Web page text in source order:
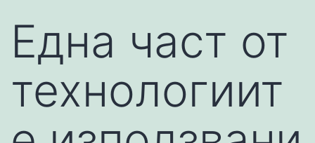
Една част от
технологиит